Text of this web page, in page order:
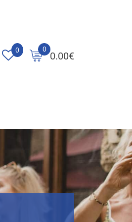
0.00€
0
0